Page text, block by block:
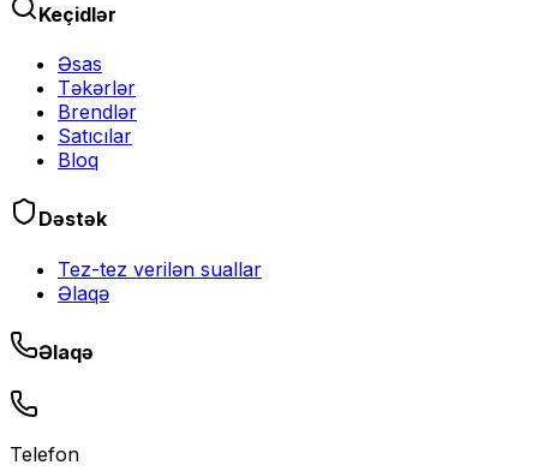
Keçidlər
Əsas
Təkərlər
Brendlər
Satıcılar
Bloq
Dəstək
Tez-tez verilən suallar
Əlaqə
Əlaqə
Telefon